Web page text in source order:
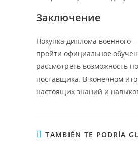
Заключение
Покупка диплома военного
пройти официальное
рассмотреть возможность
поставщика. В конечном
настоящих знаний и
TAMBIÉN TE PODRÍA